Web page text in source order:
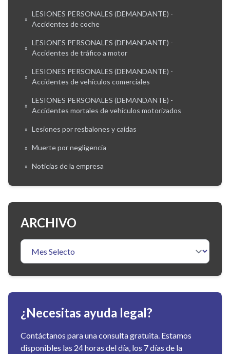
»
LESIONES PERSONALES (DEMANDANTE) -
Accidentes de coche
»
LESIONES PERSONALES (DEMANDANTE) -
Accidentes de tráfico a motor
»
LESIONES PERSONALES (DEMANDANTE) -
Accidentes de vehículos comerciales
»
LESIONES PERSONALES (DEMANDANTE) -
Accidentes mortales de vehículos motorizados
» Lesiones por resbalones y caídas
» Muerte por negligencia
» Noticias de la empresa
ARCHIVO
¿Necesitas ayuda legal?
Contáctanos para una consulta gratuita. Estamos
disponibles las 24 horas del día, los 7 días de la